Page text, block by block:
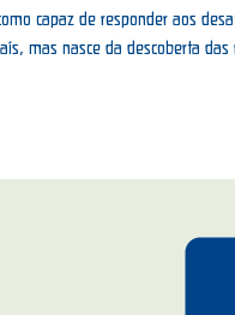
capaz de responder aos
mas nasce da descoberta